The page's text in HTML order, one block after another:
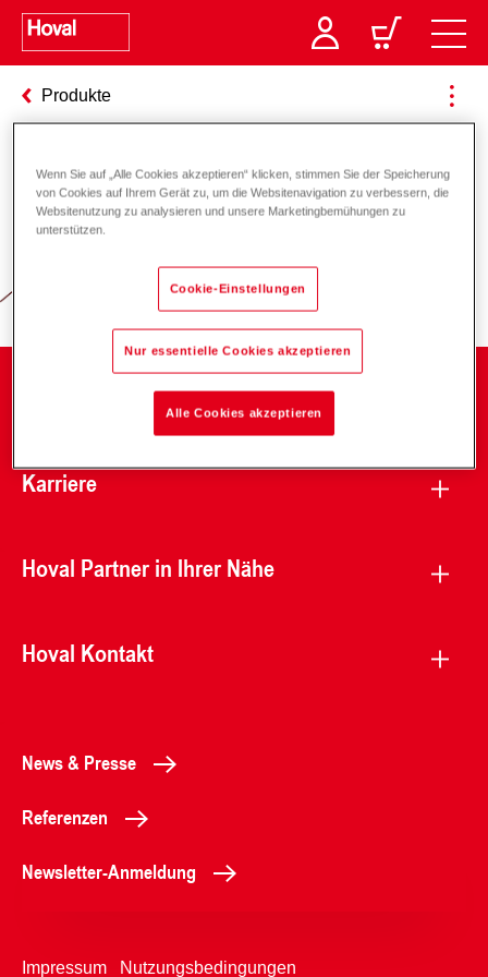
Produkte
Verantwortung für Energie und
Karriere
Hoval Partner in Ihrer Nähe
Hoval Kontakt
News & Presse
Referenzen
Newsletter-Anmeldung
Impressum Nutzungsbedingungen
Wenn Sie auf „Alle Cookies akzeptieren“ klicken, stimmen Sie der Speicherung
von Cookies auf Ihrem Gerät zu, um die Websitenavigation zu verbessern, die
Websitenutzung zu analysieren und unsere Marketingbemühungen zu
unterstützen.
Cookie-Einstellungen
Nur essentielle Cookies akzeptieren
Alle Cookies akzeptieren